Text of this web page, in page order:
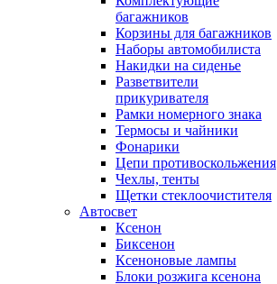
багажников
Корзины для багажников
Наборы автомобилиста
Накидки на сиденье
Разветвители
прикуривателя
Рамки номерного знака
Термосы и чайники
Фонарики
Цепи противоскольжения
Чехлы, тенты
Щетки стеклоочистителя
Автосвет
Ксенон
Биксенон
Ксеноновые лампы
Блоки розжига ксенона